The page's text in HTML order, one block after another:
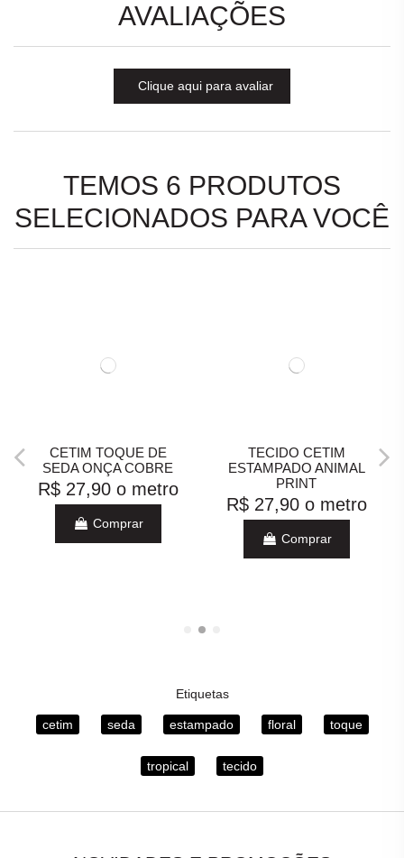
AVALIAÇÕES
Clique aqui para avaliar
TEMOS 6 PRODUTOS
SELECIONADOS PARA VOCÊ
CETIM TOQUE DE
SEDA ONÇA COBRE
R$ 27,90 o metro
Comprar
TECIDO CETIM
ESTAMPADO ANIMAL
PRINT
R$ 27,90 o metro
Comprar
Etiquetas
cetim seda estampado floral toque
tropical tecido